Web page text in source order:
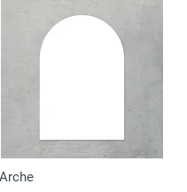
Arche